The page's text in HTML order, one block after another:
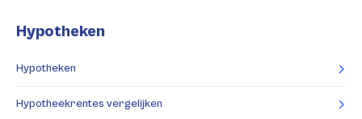
Hypotheken
Hypotheken
Hypotheekrentes vergelijken